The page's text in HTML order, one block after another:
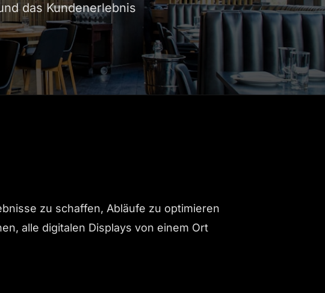
das Kundenerlebnis
zu schaffen, Abläufe zu optimieren
alle digitalen Displays von einem Ort